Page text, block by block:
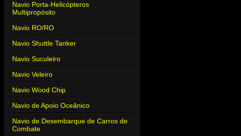
Navio Porta-Helicópteros
Multipropósito
Navio RO/RO
Navio Shuttle Tanker
Navio Suculeiro
Navio Veleiro
Navio Wood Chip
Navio de Apoio Oceânico
Navio de Desembarque de Carros de
Combate